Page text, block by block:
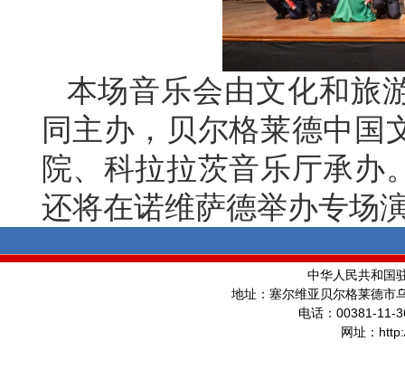
本场音乐会由文化和旅
同主办，贝尔格莱德中国
院、科拉拉茨音乐厅承办
还将在诺维萨德举办专场
中华人民共和国
地址：塞尔维亚贝尔格莱德市
电话： 00381-11-
网址：